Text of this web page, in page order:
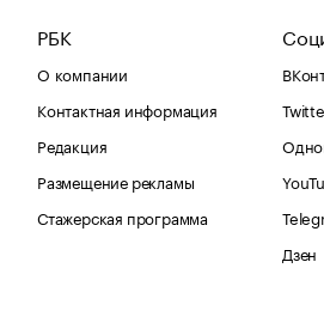
РБК
О компании
Контактная информация
Редакция
Размещение рекламы
Стажерская программа
Дзен